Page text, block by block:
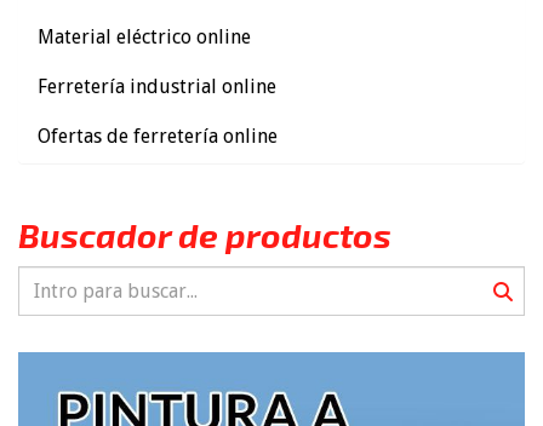
Material eléctrico online
Ferretería industrial online
Ofertas de ferretería online
Buscador de productos